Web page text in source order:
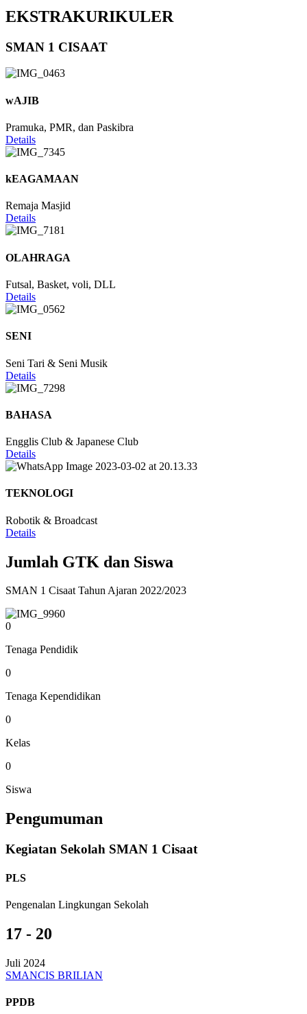
EKSTRAKURIKULER
SMAN 1 CISAAT
wAJIB
Pramuka, PMR, dan Paskibra
Details
kEAGAMAAN
Remaja Masjid
Details
OLAHRAGA
Futsal, Basket, voli, DLL
Details
SENI
Seni Tari & Seni Musik
Details
BAHASA
Engglis Club & Japanese Club
Details
TEKNOLOGI
Robotik & Broadcast
Details
Jumlah GTK dan Siswa
SMAN 1 Cisaat Tahun Ajaran 2022/2023
0
Tenaga Pendidik
0
Tenaga Kependidikan
0
Kelas
0
Siswa
Pengumuman
Kegiatan Sekolah SMAN 1 Cisaat
PLS
Pengenalan Lingkungan Sekolah
17 - 20
Juli 2024
SMANCIS BRILIAN
PPDB